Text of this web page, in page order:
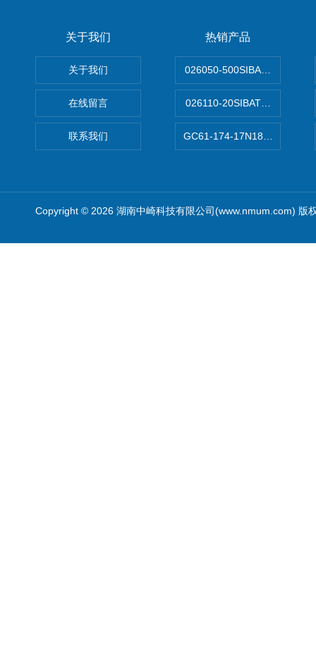
关于我们
关于我们
在线留言
联系我们
热销产品
026050-500SIBATA 500mL
026110-20SIBATA柴田科学
GC61-174-
Copyright © 2026 湖南中崎科技有限公司(www.nmum.com) 版